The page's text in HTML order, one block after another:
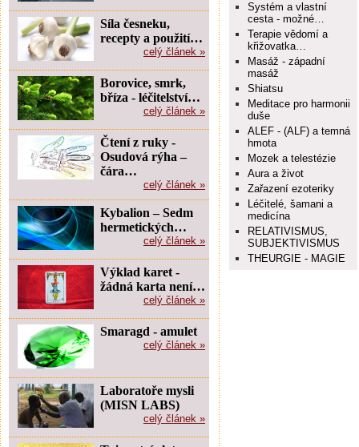
Systém a vlastní
cesta - možné…
Terapie vědomí a
křižovatka…
Masáž - západní
masáž
Shiatsu
Meditace pro harmonii
duše
ALEF - (ALF) a temná
hmota
Mozek a telestézie
Aura a život
Zařazení ezoteriky
Léčitelé, šamani a
medicína
RELATIVISMUS,
SUBJEKTIVISMUS
THEURGIE - MAGIE
Síla česneku,
recepty a použití…
celý článek »
Borovice, smrk,
bříza - léčitelství…
celý článek »
Čtení z ruky -
Osudová rýha –
čára…
celý článek »
Kybalion – Sedm
hermetických…
celý článek »
Výklad karet -
žádná karta není…
celý článek »
Smaragd - amulet
celý článek »
Laboratoře mysli
(MISN LABS)
celý článek »